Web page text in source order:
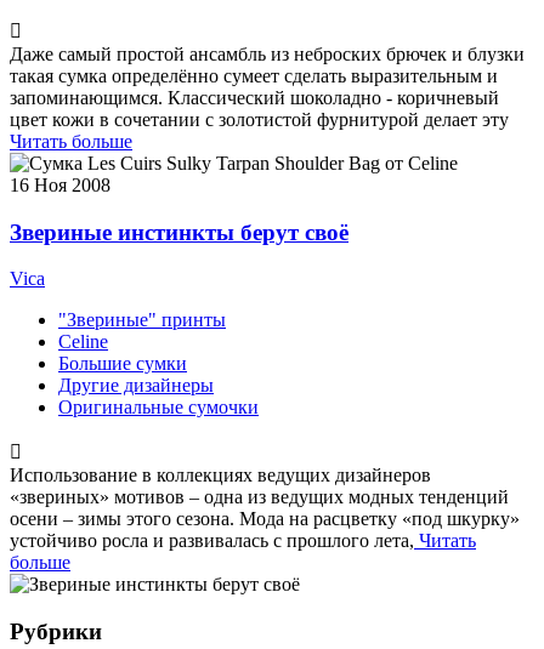
Даже самый простой ансамбль из неброских брючек и блузки
такая сумка определённо сумеет сделать выразительным и
запоминающимся. Классический шоколадно - коричневый
цвет кожи в сочетании с золотистой фурнитурой делает эту
Читать больше
16 Ноя 2008
Звериные инстинкты берут своё
Vica
"Звериные" принты
Celine
Большие сумки
Другие дизайнеры
Оригинальные сумочки
Использование в коллекциях ведущих дизайнеров
«звериных» мотивов – одна из ведущих модных тенденций
осени – зимы этого сезона. Мода на расцветку «под шкурку»
устойчиво росла и развивалась с прошлого лета, Читать
больше
Рубрики